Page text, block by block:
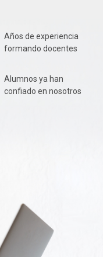
Años de experiencia
formando docentes
Alumnos ya han
confiado en nosotros